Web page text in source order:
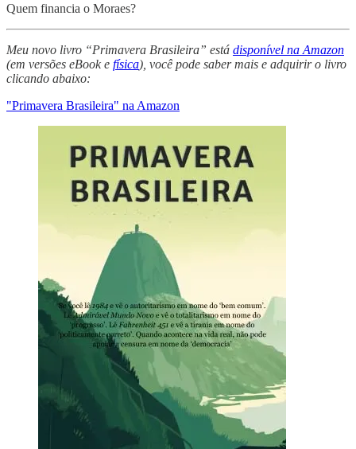
Quem financia o Moraes?
Meu novo livro “Primavera Brasileira” está disponível na Amazon
(em versões eBook e física), você pode saber mais e adquirir o livro
clicando abaixo:
"Primavera Brasileira" na Amazon